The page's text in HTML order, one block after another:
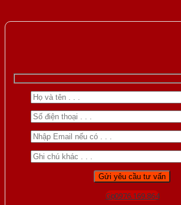
Gọi 0976.169.864